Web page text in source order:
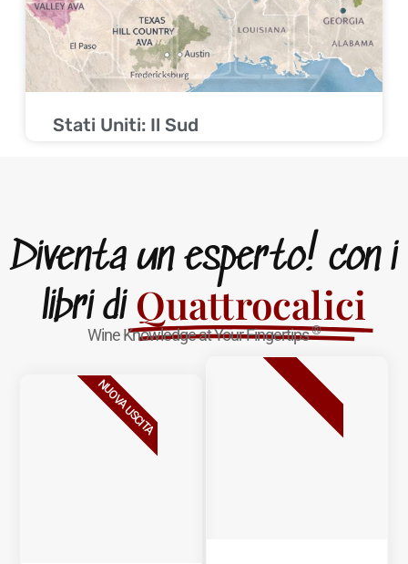
Stati Uniti: Il Sud
California
Diventa un esperto! con i
libri di Quattrocalici
Wine Knowledge at Your Fingertips®
NUOVA USCITA BESTSELLER